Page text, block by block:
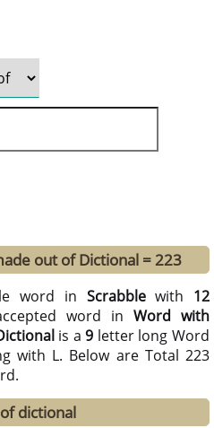
out of Dictional = 223
word in Scrabblewith 12
word in Word with
is a9 letter long Word
with L. Below are Total 223
dictional